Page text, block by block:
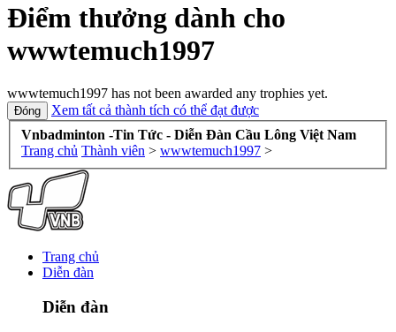
Điểm thưởng dành cho
wwwtemuch1997
wwwtemuch1997 has not been awarded any trophies yet.
Xem tất cả thành tích có thể đạt được
Vnbadminton -Tin Tức - Diễn Đàn Cầu Lông Việt Nam
Trang chủ Thành viên > wwwtemuch1997 >
Trang chủ
Diễn đàn
Diễn đàn